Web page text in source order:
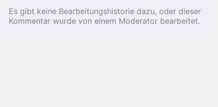
Es gibt keine Bearbeitungshistorie dazu, oder dieser
Kommentar wurde von einem Moderator bearbeitet.